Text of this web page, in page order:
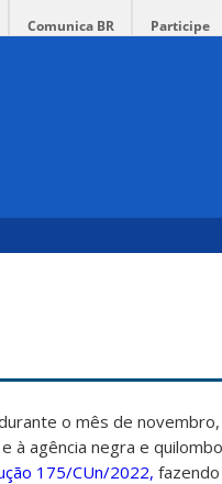
Comunica BR Participe
o mês de novembro,
agência negra e
175/CUn/2022,